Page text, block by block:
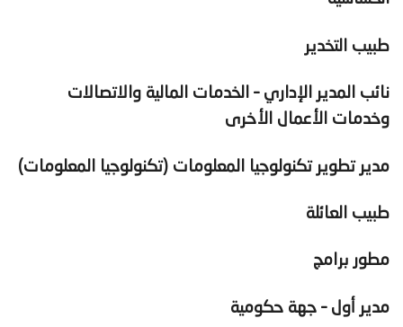
طبيب التخدير
نائب المدير الإداري – الخدمات المالية والاتصالات
وخدمات الأعمال الأخرى
مدير تطوير تكنولوجيا المعلومات (تكنولوجيا المعلومات)
طبيب العائلة
مطور برامج
مدير أول – جهة حكومية